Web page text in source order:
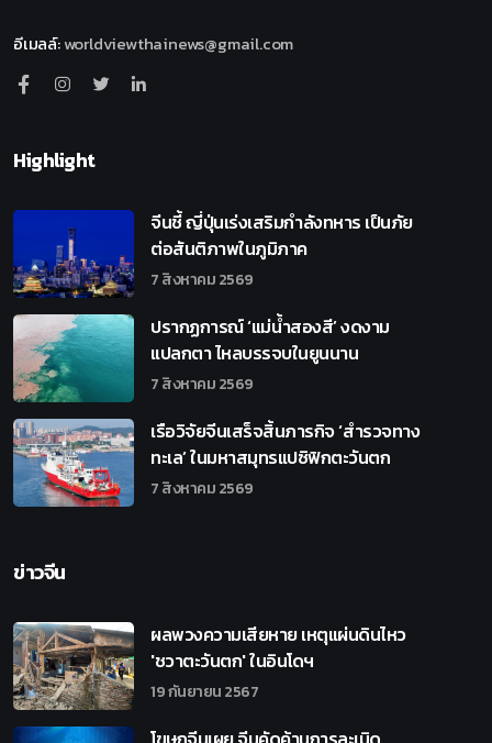
อีเมลล์:worldviewthainews@gmail.com
Highlight
จีนชี้ ญี่ปุ่นเร่งเสริมกำลังทหาร เป็นภัย
ต่อสันติภาพในภูมิภาค
7 สิงหาคม 2569
ปรากฏการณ์ ‘แม่น้ำสองสี’ งดงาม
แปลกตา ไหลบรรจบในยูนนาน
7 สิงหาคม 2569
เรือวิจัยจีนเสร็จสิ้นภารกิจ ‘สำรวจทาง
ทะเล’ ในมหาสมุทรแปซิฟิกตะวันตก
7 สิงหาคม 2569
ข่าวจีน
ผลพวงความเสียหาย เหตุแผ่นดินไหว
'ชวาตะวันตก' ในอินโดฯ
19 กันยายน 2567